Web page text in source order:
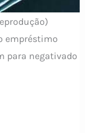
empréstimo
para negativado